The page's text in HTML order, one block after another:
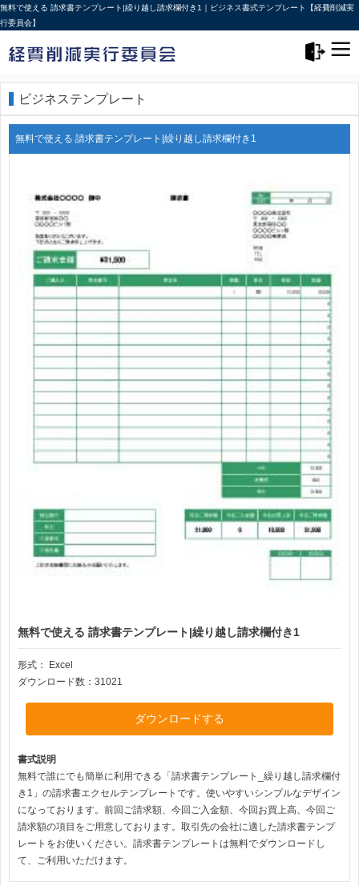
無料で使える 請求書テンプレート|繰り越し請求欄付き1｜ビジネス書式テンプレート【経費削減実
行委員会】
ビジネステンプレート
無料で使える 請求書テンプレート|繰り越し請求欄付き1
無料で使える 請求書テンプレート|繰り越し請求欄付き1
形式：
Excel
ダウンロード数：31021
ダウンロードする
書式説明
無料で誰にでも簡単に利用できる「請求書テンプレート_繰り越し請求欄付
き1」の請求書エクセルテンプレートです。使いやすいシンプルなデザイン
になっております。前回ご請求額、今回ご入金額、今回お買上高、今回ご
請求額の項目をご用意しております。取引先の会社に適した請求書テンプ
レートをお使いください。請求書テンプレートは無料でダウンロードし
て、ご利用いただけます。